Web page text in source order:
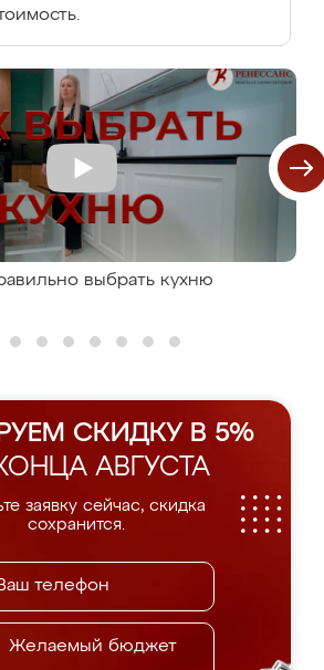
выбрать кухню
СКИДКУ В 5%
АВГУСТА
заявку сейчас, скидка
сохранится.
Желаемый бюджет